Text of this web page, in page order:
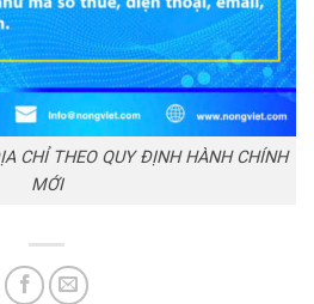
CHỈ THEO QUY ĐỊNH HÀNH CHÍNH
MỚI